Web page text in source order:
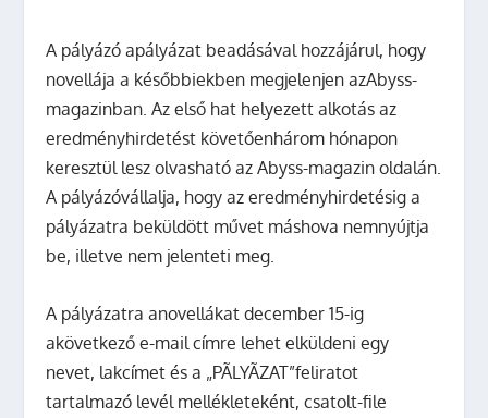
A pályázó apályázat beadásával hozzájárul, hogy
novellája a későbbiekben megjelenjen azAbyss-
magazinban. Az első hat helyezett alkotás az
eredményhirdetést követőenhárom hónapon
keresztül lesz olvasható az Abyss-magazin oldalán.
A pályázóvállalja, hogy az eredményhirdetésig a
pályázatra beküldött művet máshova nemnyújtja
be, illetve nem jelenteti meg.
A pályázatra anovellákatdecember 15-ig
akövetkező e-mail címre lehet elküldeni egy
nevet, lakcímet és a „PÃLYÃZAT”feliratot
tartalmazó levél mellékleteként, csatolt-file